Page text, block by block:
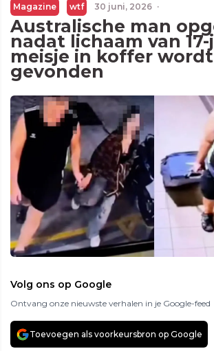
Magazine wtf 30 juni, 2026 ·
Australische man
nadat lichaam van
meisje in koffer wordt
gevonden
Volg ons op Google
Ontvang onze nieuwste verhalen in je Google-feed
Toevoegen als voorkeursbron op Google